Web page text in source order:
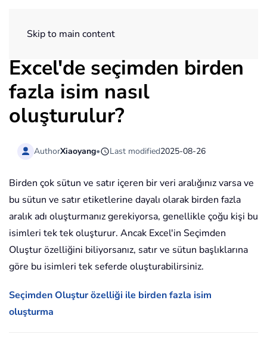
Skip to main content
Excel'de seçimden birden
fazla isim nasıl
oluşturulur?
AuthorXiaoyang• Last modified2025-08-26
Birden çok sütun ve satır içeren bir veri aralığınız varsa ve
bu sütun ve satır etiketlerine dayalı olarak birden fazla
aralık adı oluşturmanız gerekiyorsa, genellikle çoğu kişi bu
isimleri tek tek oluşturur. Ancak Excel'in Seçimden
Oluştur özelliğini biliyorsanız, satır ve sütun başlıklarına
göre bu isimleri tek seferde oluşturabilirsiniz.
Seçimden Oluştur özelliği ile birden fazla isim
oluşturma